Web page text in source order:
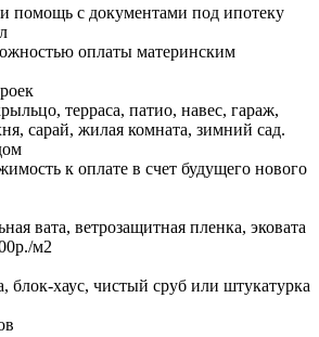
и помощь с документами под ипотеку
оплаты материнским
терраса, патио, навес, гараж,
сарай, жилая комната, зимний сад.
к оплате в счет будущего нового
вата, ветрозащитная пленка, эковата
м2
блок-хаус, чистый сруб или штукатурка